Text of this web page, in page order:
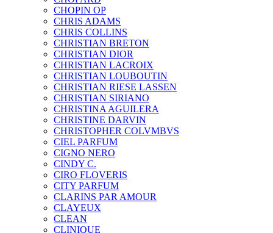
CHOPIN OP
CHRIS ADAMS
CHRIS COLLINS
CHRISTIAN BRETON
CHRISTIAN DIOR
CHRISTIAN LACROIX
CHRISTIAN LOUBOUTIN
CHRISTIAN RIESE LASSEN
CHRISTIAN SIRIANO
CHRISTINA AGUILERA
CHRISTINE DARVIN
CHRISTOPHER COLVMBVS
CIEL PARFUM
CIGNO NERO
CINDY C.
CIRO FLOVERIS
CITY PARFUM
CLARINS PAR AMOUR
CLAYEUX
CLEAN
CLINIQUE